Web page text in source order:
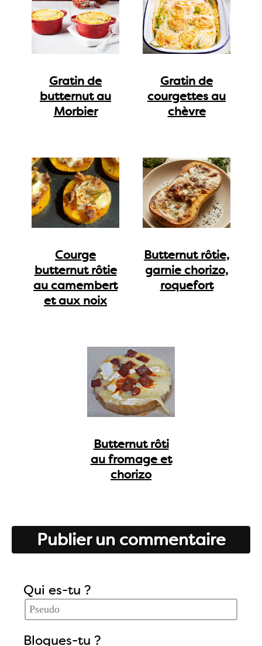
Gratin de
butternut au
Morbier
Gratin de
courgettes au
chèvre
Courge
butternut rôtie
au camembert
et aux noix
Butternut rôtie,
garnie chorizo,
roquefort
Butternut rôti
au fromage et
chorizo
Publier un commentaire
Qui es-tu ?
Blogues-tu ?